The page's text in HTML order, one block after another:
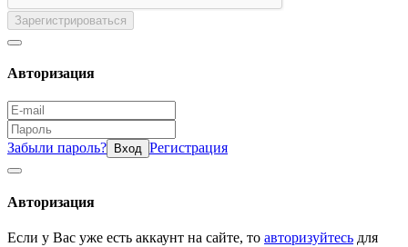
Зарегистрироваться
Авторизация
Забыли пароль? Вход Регистрация
Авторизация
Если у Вас уже есть аккаунт на сайте, то авторизуйтесь для